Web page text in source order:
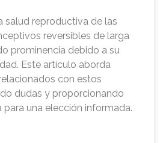
salud reproductiva de las
reversibles de larga
prominencia debido a su
Este artículo aborda
con estos
dudas y proporcionando
una elección informada.